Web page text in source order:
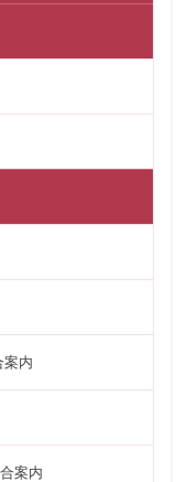
案内
案内